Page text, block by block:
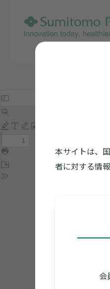
本サイトは、
者に対する情
会